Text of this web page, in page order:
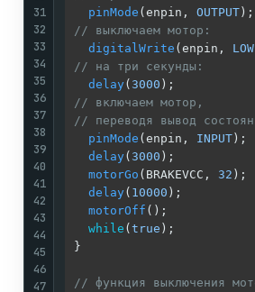
31
32
33
34
35
36
37
38
39
40
41
42
43
44
45
46
47
pinMode (enpin, OUTPUT
// выключаем мотор:
digitalWrite (enpin, LOW
// на три секунды:
delay( 3000
// включаем мотор,
// переводя вывод
pinMode (enpin, INPUT );
delay( 3000 );
motorGo (BRAKEVCC, 32
delay( 10000
motorOff
while ( true
}
// функция выключения